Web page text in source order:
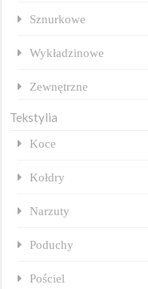
Sznurkowe
Wykładzinowe
Zewnętrzne
Tekstylia
Koce
Kołdry
Narzuty
Poduchy
Pościel